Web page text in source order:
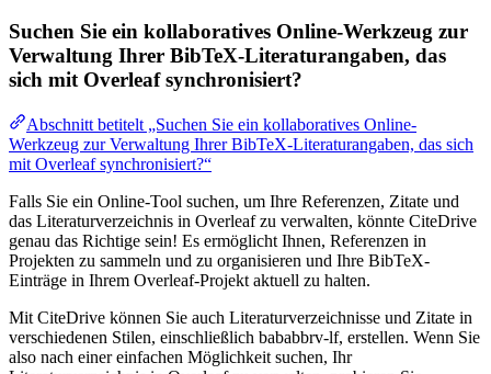
Suchen Sie ein kollaboratives Online-Werkzeug zur
Verwaltung Ihrer BibTeX-Literaturangaben, das
sich mit Overleaf synchronisiert?
Abschnitt betitelt „Suchen Sie ein kollaboratives Online-
Werkzeug zur Verwaltung Ihrer BibTeX-Literaturangaben, das sich
mit Overleaf synchronisiert?“
Falls Sie ein Online-Tool suchen, um Ihre Referenzen, Zitate und
das Literaturverzeichnis in Overleaf zu verwalten, könnte CiteDrive
genau das Richtige sein! Es ermöglicht Ihnen, Referenzen in
Projekten zu sammeln und zu organisieren und Ihre BibTeX-
Einträge in Ihrem Overleaf-Projekt aktuell zu halten.
Mit CiteDrive können Sie auch Literaturverzeichnisse und Zitate in
verschiedenen Stilen, einschließlich bababbrv-lf, erstellen. Wenn Sie
also nach einer einfachen Möglichkeit suchen, Ihr